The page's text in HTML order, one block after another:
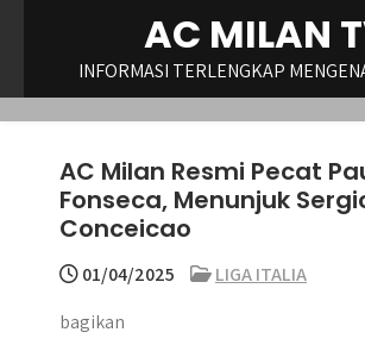
AC MILAN
INFORMASI TERLENGKAP
AC Milan Resmi Pecat
Fonseca, Menunjuk
Conceicao
01/04/2025
LIGA ITALIA
bagikan